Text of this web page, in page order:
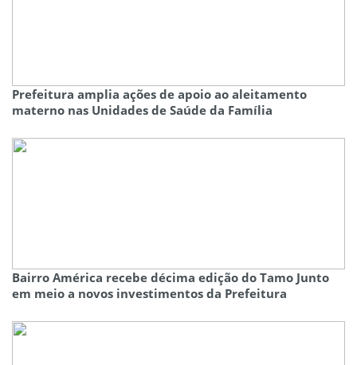
Prefeitura amplia ações de apoio ao aleitamento
materno nas Unidades de Saúde da Família
Bairro América recebe décima edição do Tamo Junto
em meio a novos investimentos da Prefeitura